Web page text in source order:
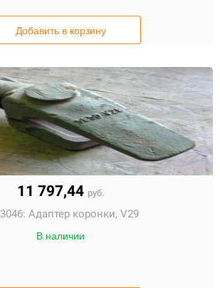
Добавить в корзину
11 797,44 руб.
Адаптер коронки, V29
В наличии